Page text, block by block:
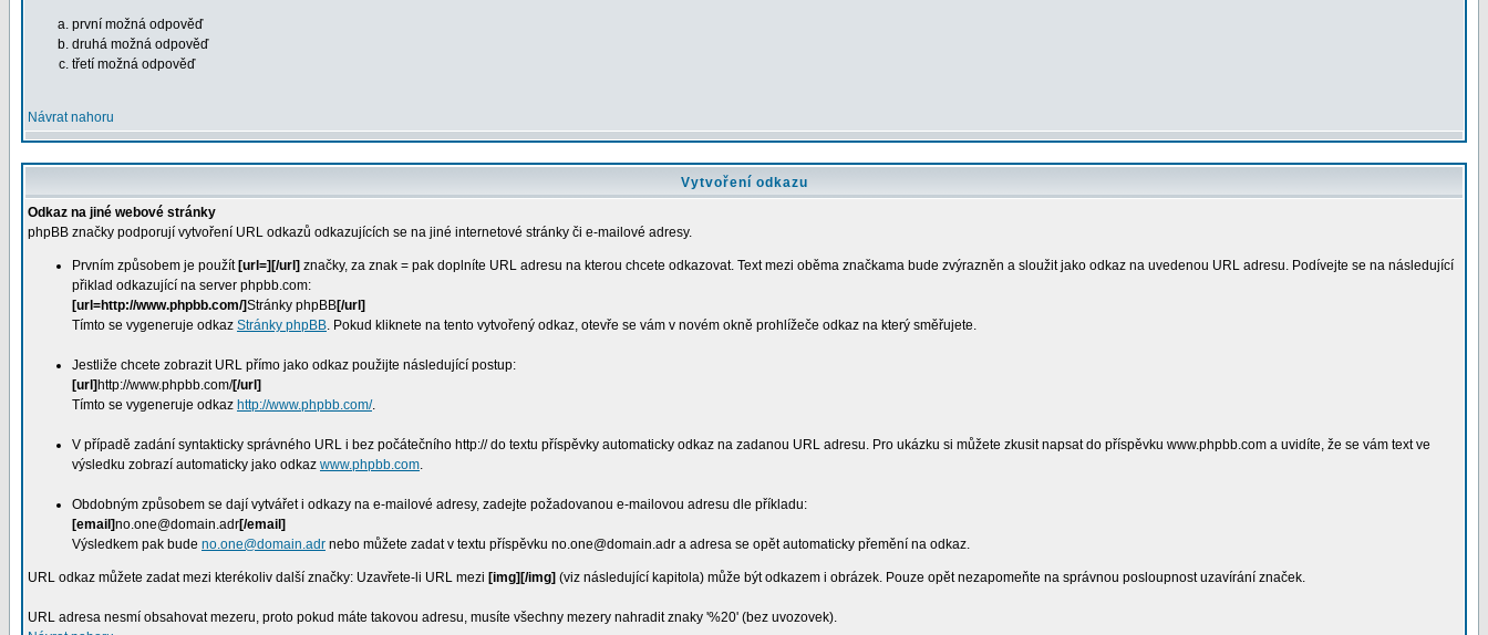
první možná odpověď
druhá možná odpověď
třetí možná odpověď
Návrat nahoru
Vytvoření odkazu
Odkaz na jiné webové stránky
phpBB značky podporují vytvoření URL odkazů odkazujících se na jiné internetové stránky či e-mailové adresy.
Prvním způsobem je použít [url=][/url] značky, za znak = pak doplníte URL adresu na kterou chcete odkazovat. Text mezi oběma značkama bude zvýrazněn a sloužit jako odkaz na uvedenou URL adresu. Podívejte se na následující
přiklad odkazující na server phpbb.com:
[url=http://www.phpbb.com/]Stránky phpBB[/url]
Tímto se vygeneruje odkaz Stránky phpBB. Pokud kliknete na tento vytvořený odkaz, otevře se vám v novém okně prohlížeče odkaz na který směřujete.
Jestliže chcete zobrazit URL přímo jako odkaz použijte následující postup:
[url] http://www.phpbb.com/[/url]
Tímto se vygeneruje odkaz http://www.phpbb.com/.
V případě zadání syntakticky správného URL i bez počátečního http:// do textu příspěvky automaticky odkaz na zadanou URL adresu. Pro ukázku si můžete zkusit napsat do příspěvku www.phpbb.com a uvidíte, že se vám text ve
výsledku zobrazí automaticky jako odkaz www.phpbb.com.
Obdobným způsobem se dají vytvářet i odkazy na e-mailové adresy, zadejte požadovanou e-mailovou adresu dle příkladu:
[email]no.one@domain.adr[/email]
Výsledkem pak bude no.one@domain.adr nebo můžete zadat v textu příspěvku no.one@domain.adr a adresa se opět automaticky přemění na odkaz.
URL odkaz můžete zadat mezi kterékoliv další značky: Uzavřete-li URL mezi [img][/img] (viz následující kapitola) může být odkazem i obrázek. Pouze opět nezapomeňte na správnou posloupnost uzavírání značek.
URL adresa nesmí obsahovat mezeru, proto pokud máte takovou adresu, musíte všechny mezery nahradit znaky '%20' (bez uvozovek).